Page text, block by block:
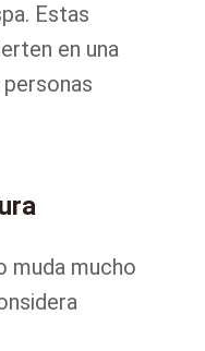
Estas
en una
muda mucho